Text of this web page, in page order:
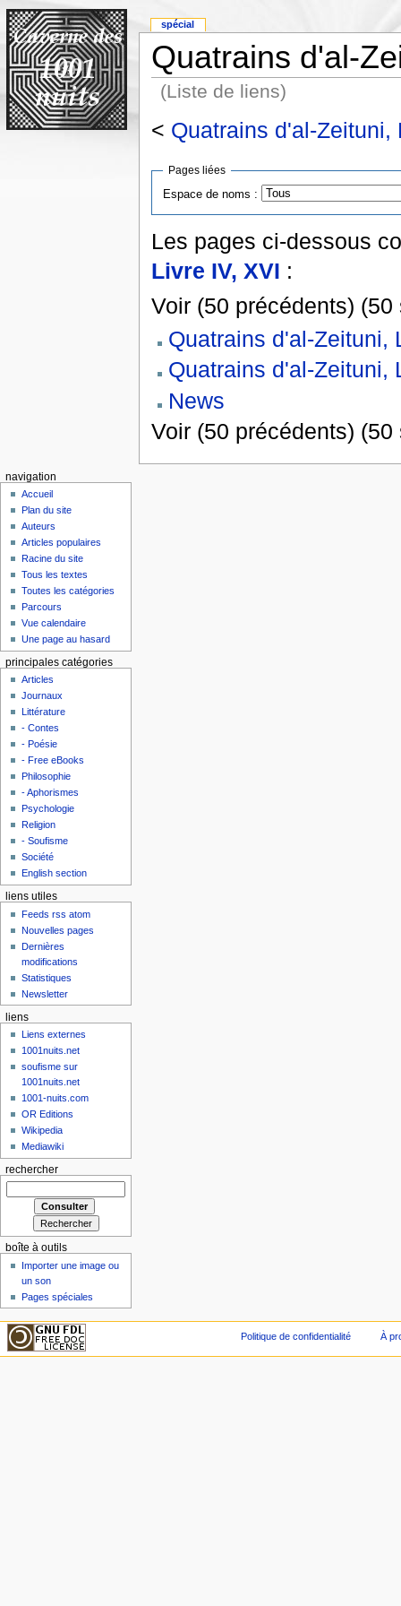
Quatrains d'al-
(Liste de liens)
< Quatrains d'al-Zeituni,
Pages liées
Espace de noms :
Les pages ci-dessous
Livre IV, XVI :
Voir (50 précédents) (50
Quatrains d'al-Zeituni,
Quatrains d'al-Zeituni,
News
Voir (50 précédents) (50
spécial
navigation
Accueil
Plan du site
Auteurs
Articles populaires
Racine du site
Tous les textes
Toutes les catégories
Parcours
Vue calendaire
Une page au hasard
principales catégories
Articles
Journaux
Littérature
- Contes
- Poésie
- Free eBooks
Philosophie
- Aphorismes
Psychologie
Religion
- Soufisme
Société
English section
liens utiles
Feeds rss atom
Nouvelles pages
Dernières
modifications
Statistiques
Newsletter
liens
Liens externes
1001nuits.net
soufisme sur
1001nuits.net
1001-nuits.com
OR Editions
Wikipedia
Mediawiki
rechercher
boîte à outils
Importer une image ou
un son
Pages spéciales
Politique de confidentialité À